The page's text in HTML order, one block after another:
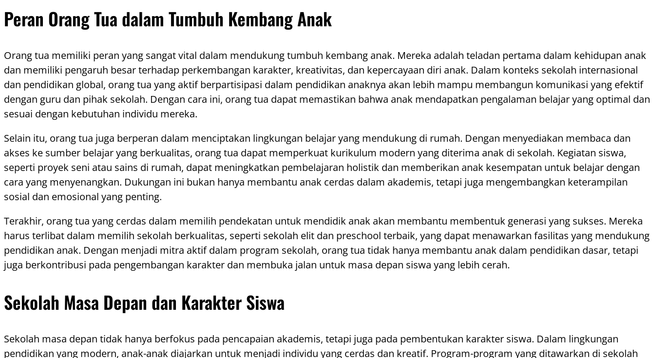
Peran Orang Tua dalam Tumbuh Kembang Anak
Orang tua memiliki peran yang sangat vital dalam mendukung tumbuh kembang anak. Mereka adalah teladan pertama dalam kehidupan anak
dan memiliki pengaruh besar terhadap perkembangan karakter, kreativitas, dan kepercayaan diri anak. Dalam konteks sekolah internasional
dan pendidikan global, orang tua yang aktif berpartisipasi dalam pendidikan anaknya akan lebih mampu membangun komunikasi yang efektif
dengan guru dan pihak sekolah. Dengan cara ini, orang tua dapat memastikan bahwa anak mendapatkan pengalaman belajar yang optimal dan
sesuai dengan kebutuhan individu mereka.
Selain itu, orang tua juga berperan dalam menciptakan lingkungan belajar yang mendukung di rumah. Dengan menyediakan membaca dan
akses ke sumber belajar yang berkualitas, orang tua dapat memperkuat kurikulum modern yang diterima anak di sekolah. Kegiatan siswa,
seperti proyek seni atau sains di rumah, dapat meningkatkan pembelajaran holistik dan memberikan anak kesempatan untuk belajar dengan
cara yang menyenangkan. Dukungan ini bukan hanya membantu anak cerdas dalam akademis, tetapi juga mengembangkan keterampilan
sosial dan emosional yang penting.
Terakhir, orang tua yang cerdas dalam memilih pendekatan untuk mendidik anak akan membantu membentuk generasi yang sukses. Mereka
harus terlibat dalam memilih sekolah berkualitas, seperti sekolah elit dan preschool terbaik, yang dapat menawarkan fasilitas yang mendukung
pendidikan anak. Dengan menjadi mitra aktif dalam program sekolah, orang tua tidak hanya membantu anak dalam pendidikan dasar, tetapi
juga berkontribusi pada pengembangan karakter dan membuka jalan untuk masa depan siswa yang lebih cerah.
Sekolah Masa Depan dan Karakter Siswa
Sekolah masa depan tidak hanya berfokus pada pencapaian akademis, tetapi juga pada pembentukan karakter siswa. Dalam lingkungan
pendidikan yang modern, anak-anak diajarkan untuk menjadi individu yang cerdas dan kreatif. Program-program yang ditawarkan di sekolah